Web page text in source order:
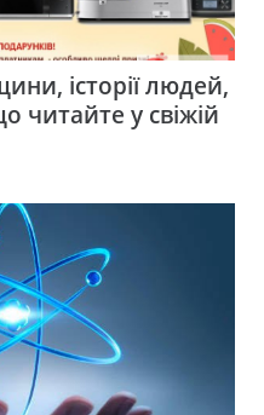
історії людей,
читайте у свіжій